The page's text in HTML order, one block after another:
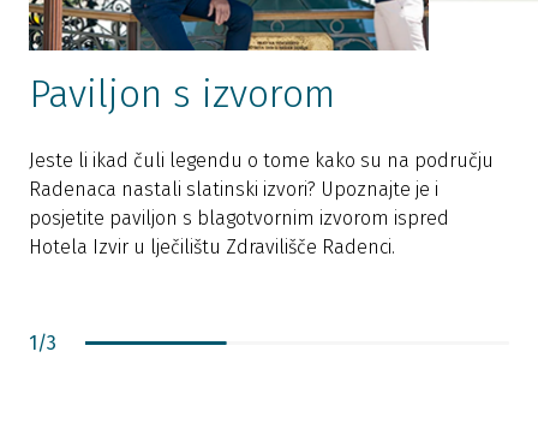
Paviljon s izvorom
Jeste li ikad čuli legendu o tome kako su na području
Radenaca nastali slatinski izvori? Upoznajte je i
posjetite paviljon s blagotvornim izvorom ispred
Hotela Izvir u lječilištu Zdravilišče Radenci.
1/3